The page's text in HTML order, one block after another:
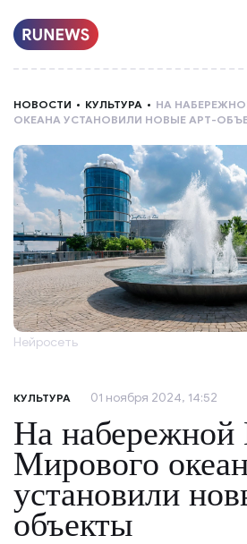
О
НАС
НОВОСТИ КУЛЬТУРА
НА
ОКЕАНА УСТАНОВИЛИ НОВЫЕ АРТ-
Нейросеть
КУЛЬТУРА 01 ноября 2024, 14:52
На набережной
Мирового
установили
объекты